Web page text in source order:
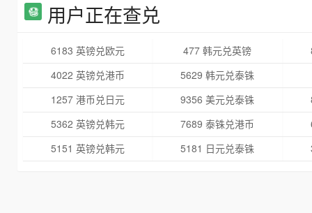
用户正在查兑
6183 英镑兑欧元 477 韩元兑英镑
4022 英镑兑港币
5629 韩元兑泰铢
1257 港币兑日元
9356 美元兑泰铢
5362 英镑兑韩元
7689 泰铢兑港币
5151 英镑兑韩元
5181 日元兑泰铢